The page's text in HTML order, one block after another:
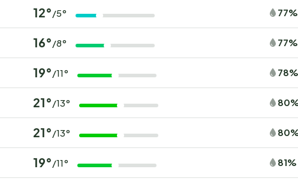
12° /5° 77%
16° /8° 77%
19° /11° 78%
21° /13°
21° /13°
19° /11° 81%